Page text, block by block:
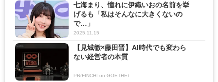
七海まり、憧れに伊織いおの名前を挙
げるも「私はそんなに大きくないの
で…」
2025.11.15
【見城徹×藤田晋】AI時代でも変わら
ない経営者の本質
PR(FINCHI on GOETHE)